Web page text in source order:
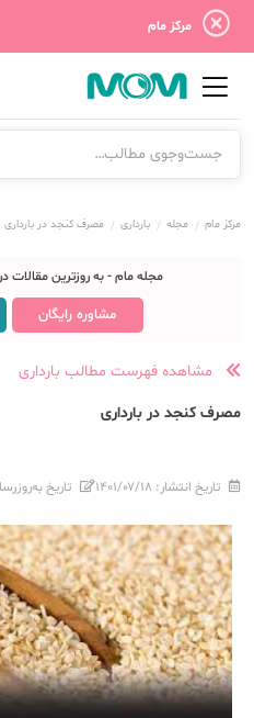
مرکز مام
مرکز مام مجله بارداری مصرف کنجد در بارداری
مجله مام - به روزترین مقالات
مشاوره رایگان
مشاهده فهرست مطالب بارداری
مصرف کنجد در بارداری
تاریخ انتشار: ۱۴۰۱/۰۷/۱۸ تاریخ